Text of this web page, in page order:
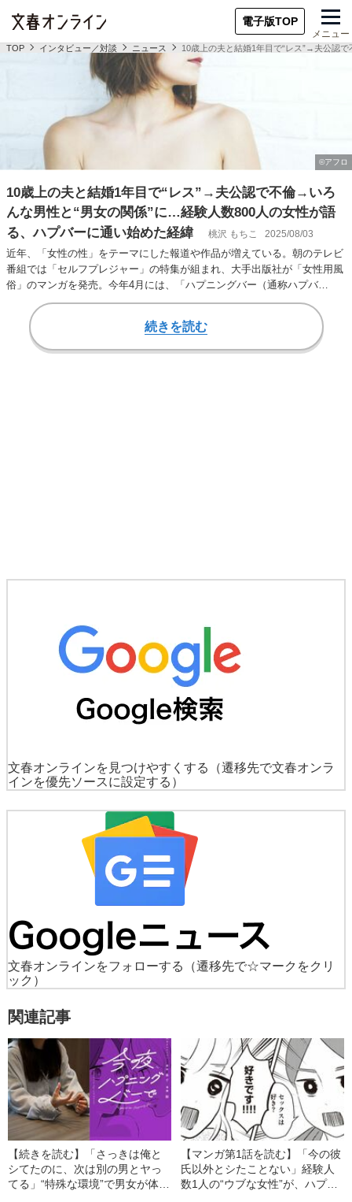
電子版TOP
メニュー
TOP インタビュー／対談 ニュース 10歳上の夫と結婚1年目で“レス”→夫公認
10歳上の夫と結婚1年目で“レス”→夫公認で不倫→いろ
んな男性と“男女の関係”に…経験人数800人の女性が語
る、ハプバーに通い始めた経緯
桃沢 もちこ 2025/08/03
近年、「女性の性」をテーマにした報道や作品が増えている。朝のテレビ
番組では「セルフプレジャー」の特集が組まれ、大手出版社が「女性用風
俗」のマンガを発売。今年4月には、「ハプニングバー（通称ハプバ
ー）」を舞台に女性の…
続きを読む
文春オンラインを見つけやすくする
（遷移先で文春オンラ
インを優先ソースに設定する）
文春オンラインをフォローする
（遷移先で☆マークをクリ
ック）
関連記事
【続きを読む】「さっきは俺と
シてたのに、次は別の男とヤっ
てる」“特殊な環境”で男女が体の
【マンガ第1話を読む】「今の彼
氏以外とシたことない」経験人
数1人の“ウブな女性”が、ハプバ